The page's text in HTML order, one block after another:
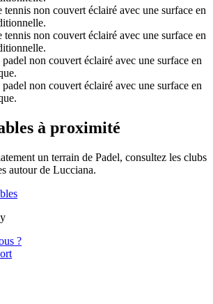
tennis non couvert éclairé avec une surface en
tennis non couvert éclairé avec une surface en
non couvert éclairé avec une surface en
non couvert éclairé avec une surface en
à proximité
un terrain de Padel, consultez les clubs
autour de Lucciana.
?